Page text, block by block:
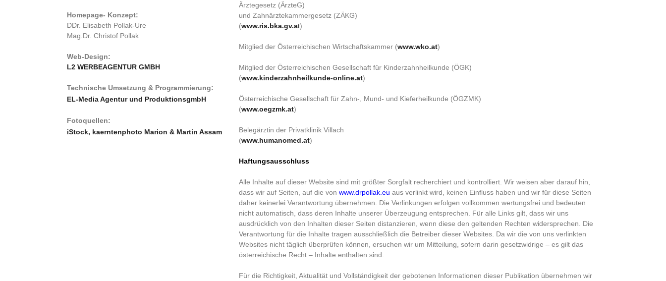
Homepage- Konzept:
DDr. Elisabeth Pollak-Ure
Mag.Dr. Christof Pollak
Web-Design:
L2 WERBEAGENTUR GMBH
Technische Umsetzung & Programmierung:
EL-Media Agentur und ProduktionsgmbH
Fotoquellen:
iStock, kaerntenphoto Marion & Martin Assam
Ärztegesetz (ÄrzteG)
und Zahnärztekammergesetz (ZÄKG)
(www.ris.bka.gv.at)
Mitglied der Österreichischen Wirtschaftskammer (www.wko.at)
Mitglied der Österreichischen Gesellschaft für Kinderzahnheilkunde (ÖGK)
(www.kinderzahnheilkunde-online.at)
Österreichische Gesellschaft für Zahn-, Mund- und Kieferheilkunde (ÖGZMK)
(www.oegzmk.at)
Belegärztin der Privatklinik Villach
(www.humanomed.at)
Haftungsausschluss
Alle Inhalte auf dieser Website sind mit größter Sorgfalt recherchiert und kontrolliert. Wir weisen aber darauf hin,
dass wir auf Seiten, auf die vonwww.drpollak.eu aus verlinkt wird, keinen Einfluss haben und wir für diese Seiten
daher keinerlei Verantwortung übernehmen. Die Verlinkungen erfolgen vollkommen wertungsfrei und bedeuten
nicht automatisch, dass deren Inhalte unserer Überzeugung entsprechen. Für alle Links gilt, dass wir uns
ausdrücklich von den Inhalten dieser Seiten distanzieren, wenn diese den geltenden Rechten widersprechen. Die
Verantwortung für die Inhalte tragen ausschließlich die Betreiber dieser Websites. Da wir die von uns verlinkten
Websites nicht täglich überprüfen können, ersuchen wir um Mitteilung, sofern darin gesetzwidrige – es gilt das
österreichische Recht – Inhalte enthalten sind.
Für die Richtigkeit, Aktualität und Vollständigkeit der gebotenen Informationen dieser Publikation übernehmen wir